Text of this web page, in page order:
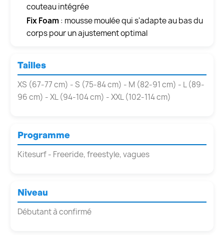
couteau intégrée
Fix Foam: mousse moulée qui s'adapte au bas du
corps pour un ajustement optimal
Tailles
XS (67-77 cm) - S (75-84 cm) - M (82-91 cm) - L (89-
96 cm) - XL (94-104 cm) - XXL (102-114 cm)
Programme
Kitesurf - Freeride, freestyle, vagues
Niveau
Débutant à confirmé